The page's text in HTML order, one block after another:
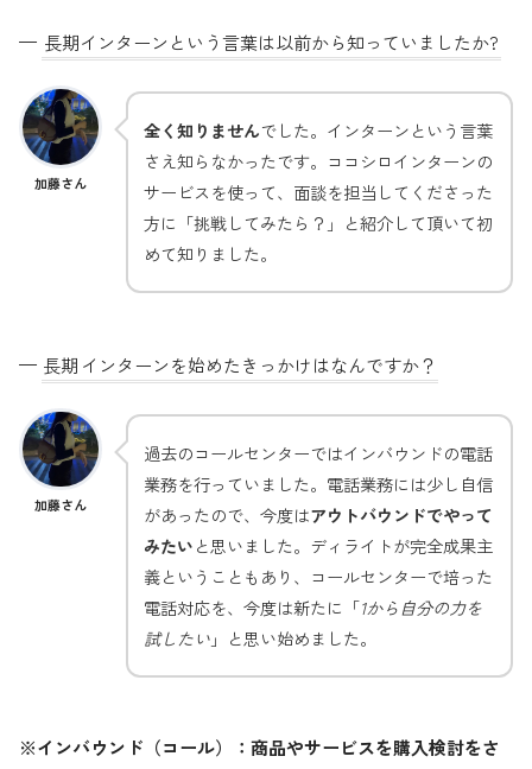
— 長期インターンという言葉は以前から知っていましたか?
加藤さん
全く知りませんでした。インターンという言葉
さえ知らなかったです。ココシロインターンの
サービスを使って、面談を担当してくださった
方に「挑戦してみたら？」と紹介して頂いて初
めて知りました。
— 長期 インターンを始めたきっかけはなんですか？
加藤さん
過去のコールセンターではインバウンドの電話
業務を行っていました。電話業務には少し自信
があったので、今度はアウトバウンドでやって
みたいと思いました。ディライトが完全成果主
義ということもあり、コールセンターで培った
電話対応を、今度は新たに「1から自分の力を
試したい」と思い始めました。
※インバウンド（コール）：商品やサービスを購入検討をさ